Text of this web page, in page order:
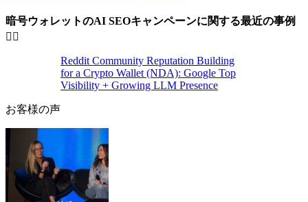
暗号ウォレットのAI SEOキャンペーンに関する最近の事例
👇🏼
Reddit Community Reputation Building
for a Crypto Wallet (NDA): Google Top
Visibility + Growing LLM Presence
お客様の声